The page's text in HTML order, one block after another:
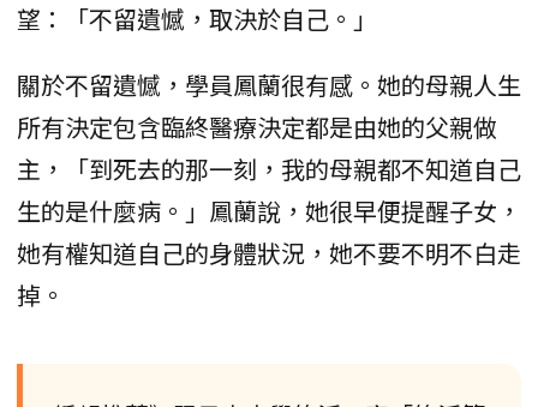
望：「不留遺憾，取決於自己。」
關於不留遺憾，學員鳳蘭很有感。她的母親人生
所有決定包含臨終醫療決定都是由她的父親做
主，「到死去的那一刻，我的母親都不知道自己
生的是什麼病。」鳳蘭說，她很早便提醒子女，
她有權知道自己的身體狀況，她不要不明不白走
掉。